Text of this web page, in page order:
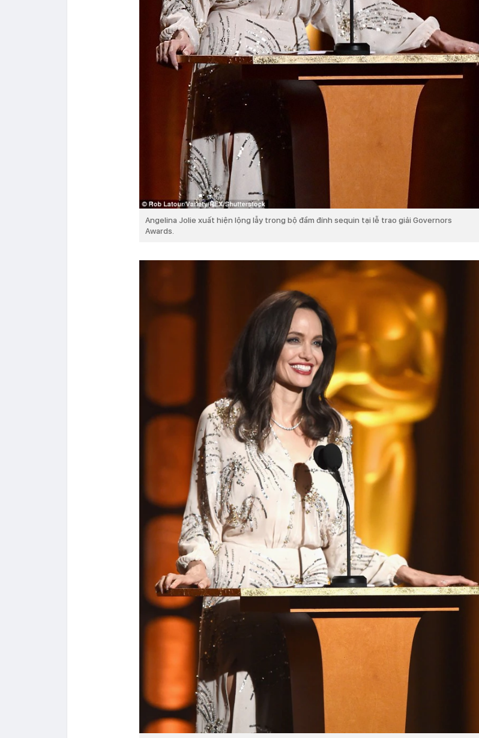
Angelina Jolie xuất hiện lộng lẫy trong bộ đầm đính sequin tại lễ trao giải Governors
Awards.